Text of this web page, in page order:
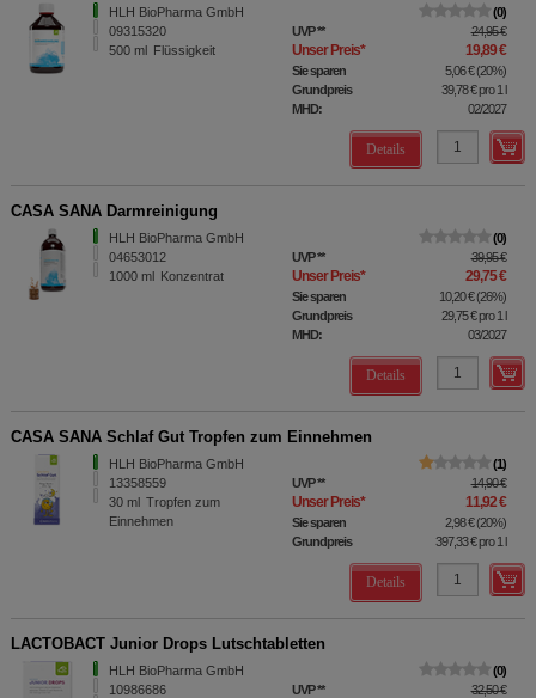
HLH BioPharma GmbH
09315320
500 ml Flüssigkeit
0
UVP** 24,95 €
Unser Preis* 19,89 €
Sie sparen 5,06 €(20%)
Grundpreis
39,78 €pro 1 l
MHD:
02/2027
Details
CASA SANA Darmreinigung
HLH BioPharma GmbH
04653012
1000 ml Konzentrat
0
UVP** 39,95 €
Unser Preis* 29,75 €
Sie sparen 10,20 €(26%)
Grundpreis
29,75 €pro 1 l
MHD:
03/2027
Details
CASA SANA Schlaf Gut Tropfen zum Einnehmen
HLH BioPharma GmbH
13358559
30 ml Tropfen zum
Einnehmen
1
UVP** 14,90 €
Unser Preis* 11,92 €
Sie sparen 2,98 €(20%)
Grundpreis
397,33 €pro 1 l
Details
LACTOBACT Junior Drops Lutschtabletten
HLH BioPharma GmbH
10986686
0
UVP** 32,50 €